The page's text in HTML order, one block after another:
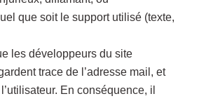
que soit le support utilisé (texte,
les développeurs du site
trace de l’adresse mail, et
En conséquence, il